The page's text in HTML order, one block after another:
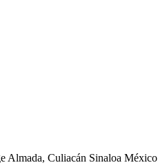
Almada, Culiacán Sinaloa México